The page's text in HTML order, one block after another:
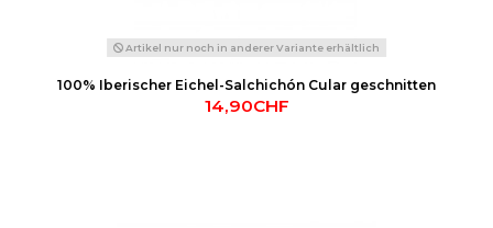
Artikel nur noch in anderer Variante erhältlich
100% Iberischer Eichel-Salchichón Cular geschnitten
14,90CHF